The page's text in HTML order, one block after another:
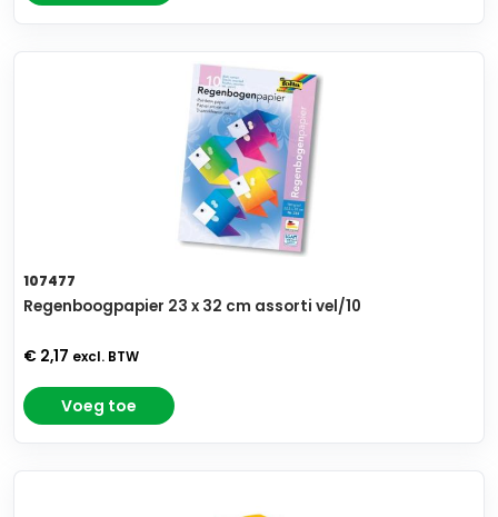
107477
Regenboogpapier 23 x 32 cm assorti vel/10
€ 2,17 excl. BTW
Voeg toe